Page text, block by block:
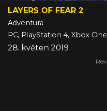
LAYERS OF FEAR 2
Adventura
PC, PlayStation 4, Xbox One
28. květen 2019